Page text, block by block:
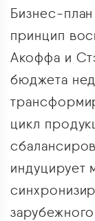
Бизнес-
принцип
Акоффа и
бюджета
цикл
индуцирует